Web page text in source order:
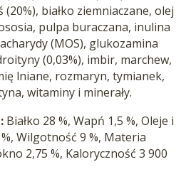
białko ziemniaczane, olej
pulpa buraczana, inulina
(MOS), glukozamina
(0,03%), imbir, marchew,
lniane, rozmaryn, tymianek,
witaminy i minerały.
Białko 28 %, Wapń 1,5 %, Oleje i
Wilgotność 9 %, Materia
2,75 %, Kaloryczność 3 900